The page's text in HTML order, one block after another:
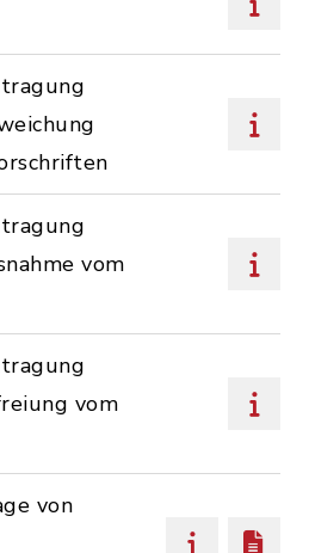
vom
vom
von